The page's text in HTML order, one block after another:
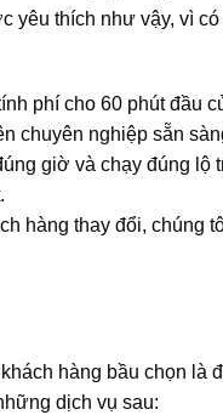
yêu thích như vậy, vì có
phí cho 60 phút đầu
chuyên nghiệp sẵn
giờ và chạy đúng lộ
hàng thay đổi, chúng
hàng bầu chọn là
dịch vụ sau: